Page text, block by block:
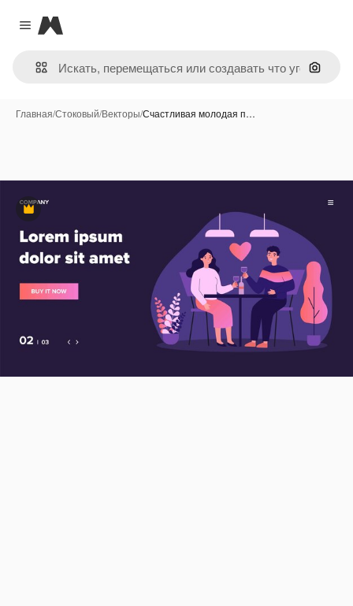
Close menu
Magnific
Поиск
Главная/Стоковый/Векторы/Счастливая молодая п…
Премиум